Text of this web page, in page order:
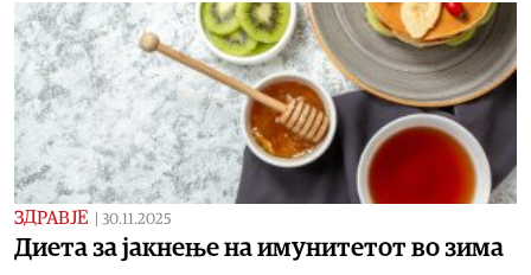
ЗДРАВЈЕ 30.11.2025
Диета за јакнeње на имунитетот во зима